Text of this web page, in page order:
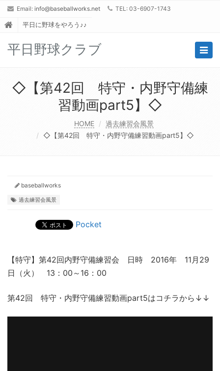
Email: info@baseballworks.net TEL: 03-6907-1743
平日に野球をやろう♪♪
平日野球クラブ
◇【第42回 特守・内野守備練
習動画part5】◇
HOME
過去練習会風景
◇【第42回 特守・内野守備練習動画part5】◇
baseballworks
過去練習会風景
Pocket
【特守】第42回内野守備練習会 日時 2016年 11月29
日（火） 13：00～16：00
第42回 特守・内野守備練習動画part5はコチラから↓↓